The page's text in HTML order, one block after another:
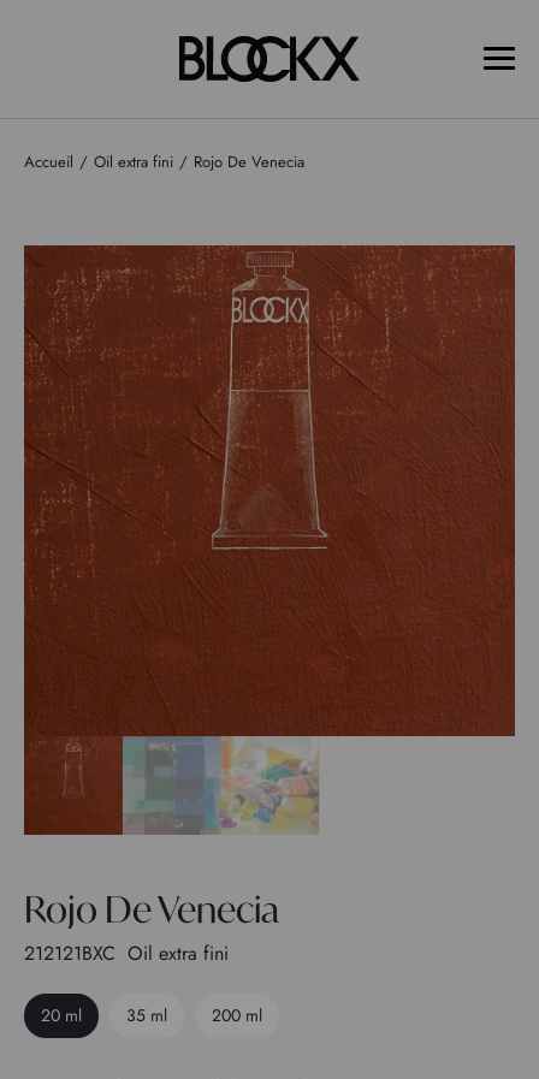
Accueil Oil extra fini Rojo De Venecia
Rojo De Venecia
212121BXC Oil extra fini
20 ml 35 ml 200 ml